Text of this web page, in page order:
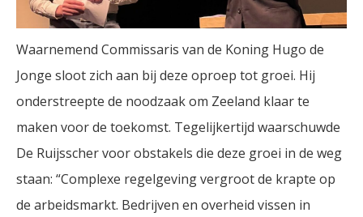
Waarnemend Commissaris van de Koning Hugo de
Jonge sloot zich aan bij deze oproep tot groei. Hij
onderstreepte de noodzaak om Zeeland klaar te
maken voor de toekomst. Tegelijkertijd waarschuwde
De Ruijsscher voor obstakels die deze groei in de weg
staan: “Complexe regelgeving vergroot de krapte op
de arbeidsmarkt. Bedrijven en overheid vissen in